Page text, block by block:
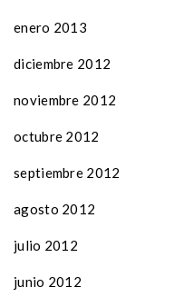
enero 2013
diciembre 2012
noviembre 2012
octubre 2012
septiembre 2012
agosto 2012
julio 2012
junio 2012